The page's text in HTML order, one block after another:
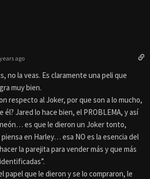
ago
no la veas. Es claramente una peli que
muy bien.
respecto al Joker, por que son a lo mucho,
él? Jared lo hace bien, el PROBLEMA, y así
es que le dieron un Joker tonto,
en Harley… esa NO es la esencia del
la parejita para vender más y que más
papel que le dieron y se lo compraron, le